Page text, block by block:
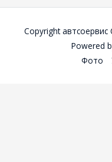
Copyright
Powered
Фото